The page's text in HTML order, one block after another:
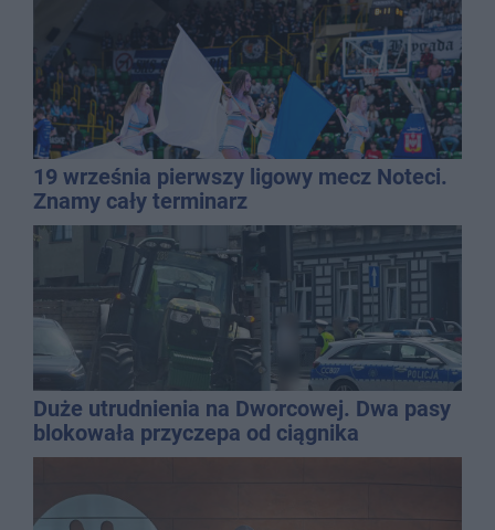
19 września pierwszy ligowy mecz Noteci.
Znamy cały terminarz
Duże utrudnienia na Dworcowej. Dwa pasy
blokowała przyczepa od ciągnika